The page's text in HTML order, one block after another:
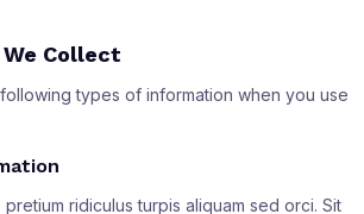
Collect
types of information when you use
ridiculus turpis aliquam sed orci. Sit